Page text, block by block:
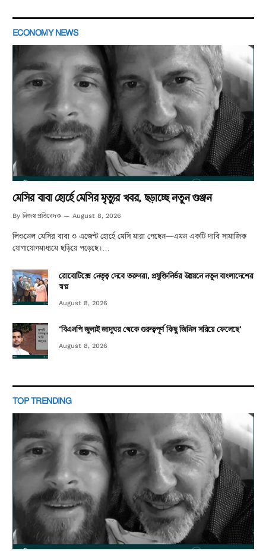
ECONOMY NEWS
মেসির বাবা হোর্হে মেসির মৃত্যুর খবর, ছড়াচ্ছে নতুন গুঞ্জন
By নিজস্ব প্রতিবেদক August 8, 2026
লিওনেল মেসির বাবা ও এজেন্ট হোর্হে মেসি মারা গেছেন—এমন একটি দাবি সামাজিক
যোগাযোগমাধ্যমে ছড়িয়ে পড়েছে।…
রোবোটিক্সে নেতৃত্ব দেবে তরুণরা, প্রযুক্তিনির্ভর উন্নয়নে নতুন বাংলাদেশের
স্বপ্ন
August 8, 2026
‘বিএনপি জুলাই জাদুঘর থেকে গুরুত্বপূর্ণ কিছু জিনিস সরিয়ে ফেলেছে’
August 8, 2026
TOP TRENDING